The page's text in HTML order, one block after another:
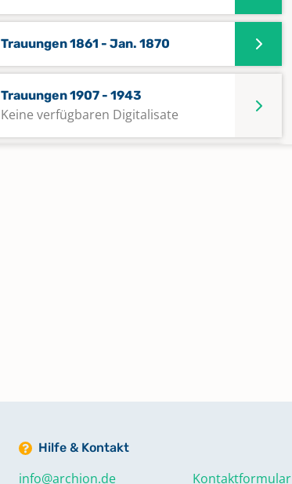
Trauungen 1861 - Jan. 1870
Trauungen 1907 - 1943
Keine verfügbaren Digitalisate
Hilfe & Kontakt
info@archion.de Kontaktformular